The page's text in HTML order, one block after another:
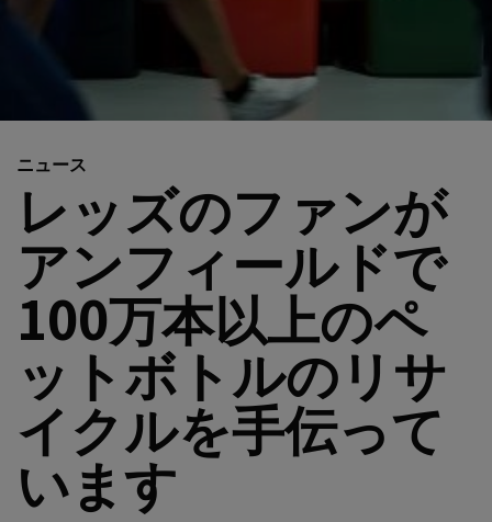
ニュース
レッズのファンが
アンフィールドで
100万本以上のペ
ットボトルのリサ
イクルを手伝って
います